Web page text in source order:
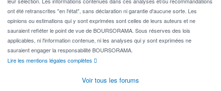
ont été retranscrites "en l'état", sans déclaration ni garantie d'aucune sorte. Les
opinions ou estimations qui y sont exprimées sont celles de leurs auteurs et ne
sauraient refléter le point de vue de BOURSORAMA. Sous réserves des lois
applicables, ni l'information contenue, ni les analyses qui y sont exprimées ne
sauraient engager la responsabilité BOURSORAMA.
Lire les mentions légales complètes
Voir tous les forums